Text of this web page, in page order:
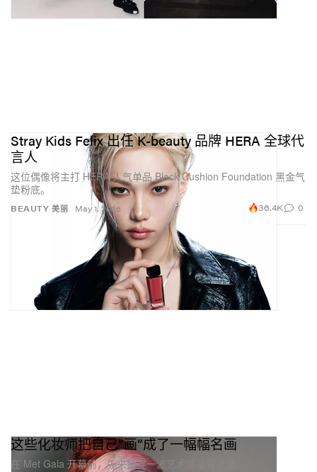
BEAUTY 美丽
Stray Kids Felix 出任 K-beauty 品牌 HERA 全球代
言人
这位偶像将主打 HERA 人气单品 Black Cushion Foundation 黑金气
垫粉底。
May 1, 2026 36.4K 0
这些化妆师把自己“画”成了一幅幅名画
在 Met Gala 开幕前，先来捕捉一波艺术感妆容灵感。